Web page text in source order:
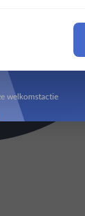
welkomstactie